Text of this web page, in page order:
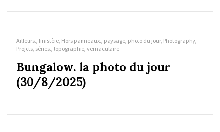
Ailleurs., finistère, Hors panneaux., paysage, photo du jour, Photography,
Projets, séries., topographie, vernaculaire
Bungalow. la photo du jour
(30/8/2025)